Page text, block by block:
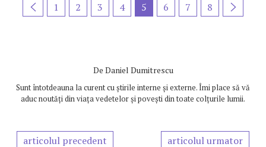
1 2 3 4 5 6 7 8
De Daniel Dumitrescu
Sunt întotdeauna la curent cu știrile interne și externe. Îmi place să vă
aduc noutăți din viața vedetelor și povești din toate colțurile lumii.
articolul precedent articolul urmator